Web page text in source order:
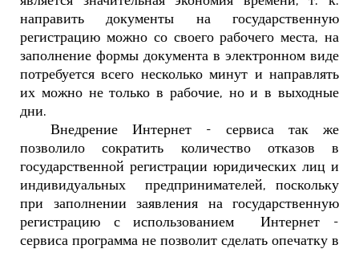
направить документы на государственную
регистрацию можно со своего рабочего места, на
заполнение формы документа в электронном виде
потребуется всего несколько минут и направлять
их можно не только в рабочие, но и в выходные
дни.
Внедрение Интернет - сервиса так же
позволило сократить количество отказов в
государственной регистрации юридических лиц и
индивидуальных
предпринимателей, поскольку
при заполнении заявления на государственную
регистрацию с использованием
Интернет -
сервиса программа не позволит сделать опечатку в